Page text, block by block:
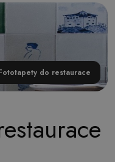
do restaurace